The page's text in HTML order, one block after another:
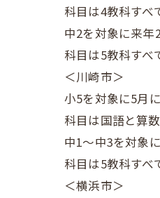
科目は4教科すべ
中2を対象に来年
科目は5教科すべ
＜川崎市＞
小5を対象に5月
科目は国語と算数
中1～中3を対象
科目は5教科すべ
＜横浜市＞